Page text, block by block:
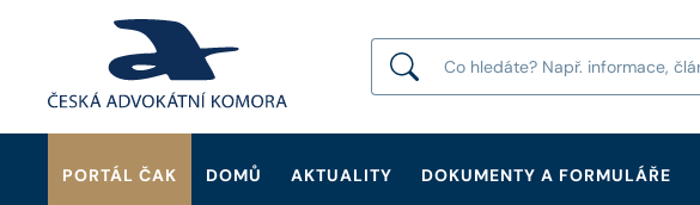
PORTÁL ČAK DOMŮ AKTUALITY DOKUMENTY A FORMULÁŘE